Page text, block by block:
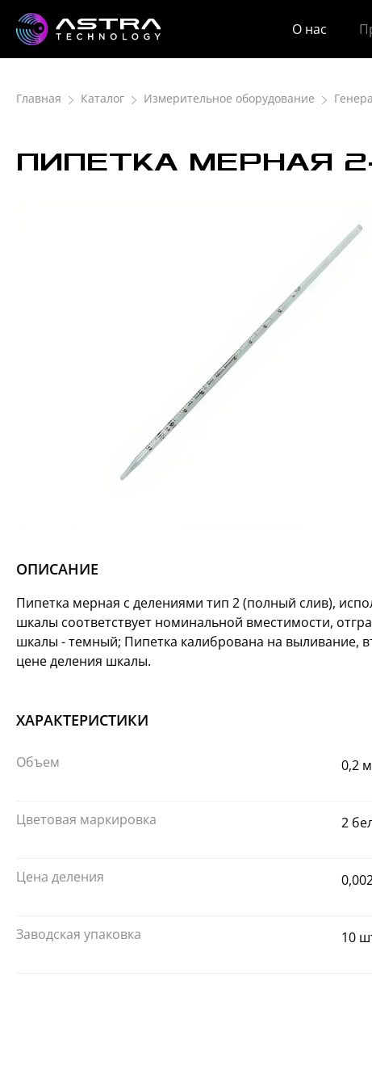
О нас
Главная Каталог Измерительное оборудование
ПИПЕТКА МЕРНАЯ
ОПИСАНИЕ
Пипетка мерная с делениями тип 2 (полный слив),
шкалы соответствует номинальной вместимости,
шкалы - темный; Пипетка калибрована на выливание,
цене деления шкалы.
ХАРАКТЕРИСТИКИ
Объем 0,2
Цветовая маркировка 2
Цена деления
Заводская упаковка 10